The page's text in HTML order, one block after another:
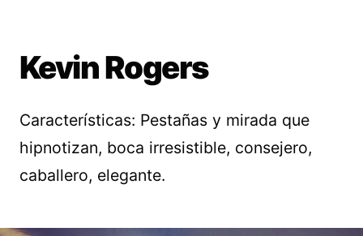
Kevin Rogers
Características: Pestañas y mirada que
hipnotizan, boca irresistible, consejero,
caballero, elegante.